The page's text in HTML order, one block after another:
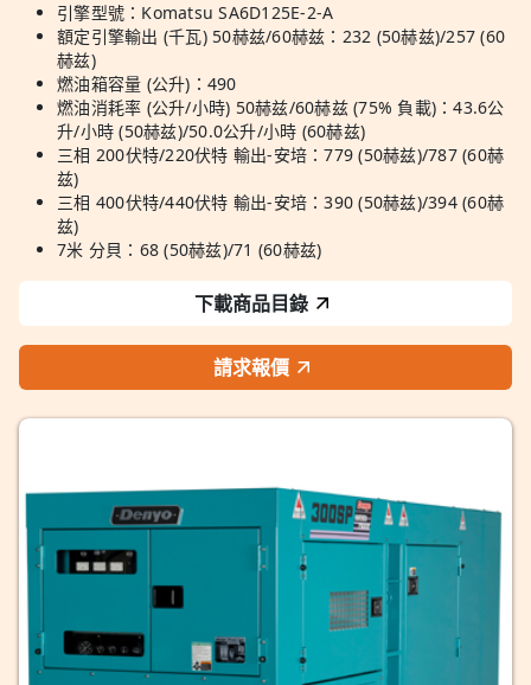
引擎型號：Komatsu SA6D125E-2-A
額定引擎輸出 (千瓦) 50赫兹/60赫兹：232 (50赫兹)/257 (60
赫兹)
燃油箱容量 (公升)：490
燃油消耗率 (公升/小時) 50赫兹/60赫兹 (75% 負載)：43.6公
升/小時 (50赫兹)/50.0公升/小時 (60赫兹)
三相 200伏特/220伏特 輸出-安培：779 (50赫兹)/787 (60赫
兹)
三相 400伏特/440伏特 輸出-安培：390 (50赫兹)/394 (60赫
兹)
7米 分貝：68 (50赫兹)/71 (60赫兹)
下載商品目錄
請求報價